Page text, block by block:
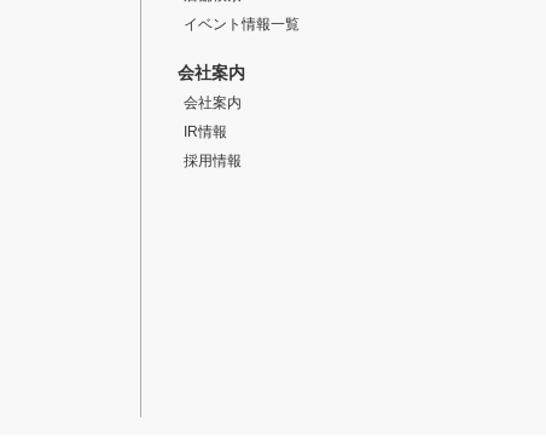
イベント情報一覧
会社案内
会社案内
IR情報
採用情報